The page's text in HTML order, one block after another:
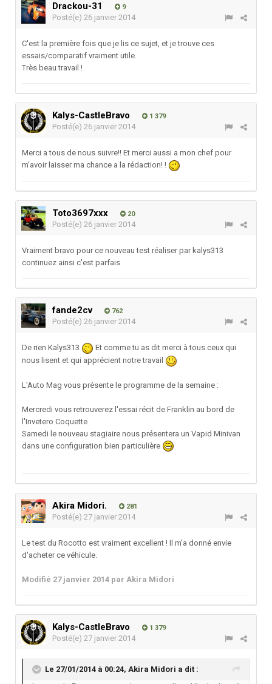
Drackou-31 9
Posté(e) 26 janvier 2014
C'est la première fois que je lis ce sujet, et je trouve ces
essais/comparatif vraiment utile.
Très beau travail !
Kalys-CastleBravo 1 379
Posté(e) 26 janvier 2014
Merci a tous de nous suivre!! Et merci aussi a mon chef pour
m'avoir laisser ma chance a la rédaction! !
Toto3697xxx 20
Posté(e) 26 janvier 2014
Vraiment bravo pour ce nouveau test réaliser par kalys313
continuez ainsi c'est parfais
fande2cv 762
Posté(e) 26 janvier 2014
De rien Kalys313
Et comme tu as dit merci à tous ceux qui
nous lisent et qui apprécient notre travail
L'Auto Mag vous présente le programme de la semaine :
Mercredi vous retrouverez l'essai récit de Franklin au bord de
l'Invetero Coquette
Samedi le nouveau stagiaire nous présentera un Vapid Minivan
dans une configuration bien particulière
Akira Midori. 281
Posté(e) 27 janvier 2014
Le test du Rocotto est vraiment excellent ! Il m'a donné envie
d'acheter ce véhicule.
Modifié 27 janvier 2014 par Akira Midori
Kalys-CastleBravo 1 379
Posté(e) 27 janvier 2014
Le 27/01/2014 à 00:24, Akira Midori a dit :